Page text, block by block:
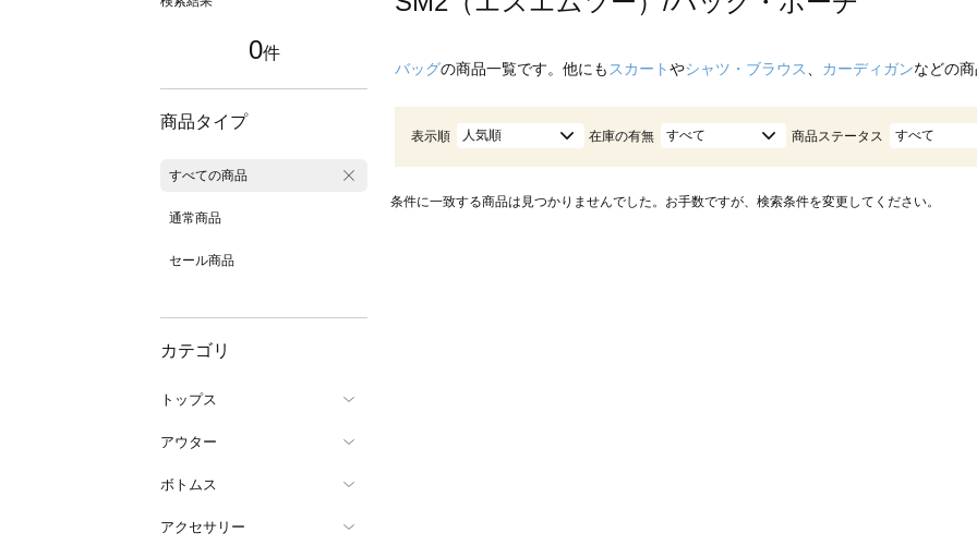
0件
商品タイプ
すべての商品
通常商品
セール商品
カテゴリ
トップス
アウター
ボトムス
アクセサリー
バッグの商品一覧です。他にも スカートやシャツ・ブラウス カーディガンなどの
表示順 人気順 在庫の有無 すべて 商品ステータス すべて
条件に一致する商品は見つかりませんでした。お手数ですが、検索条件を変更してください。